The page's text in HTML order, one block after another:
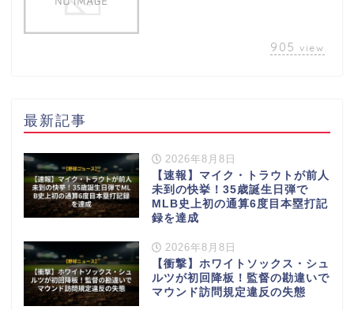
905 view
最新記事
2026年8月8日
【速報】マイク・トラウトが前人
未到の快挙！35歳誕生日弾で
MLB史上初の通算6度目本塁打記
録を達成
2026年8月8日
【衝撃】ホワイトソックス・シュ
ルツが初回降板！監督の勘違いで
マウンド訪問規定違反の失態